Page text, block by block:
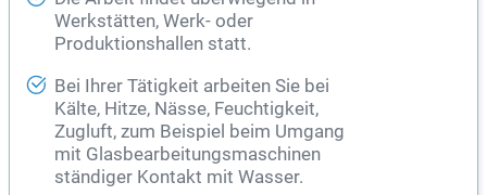
Werkstätten, Werk- oder
Produktionshallen statt.
Bei Ihrer Tätigkeit arbeiten Sie bei
Kälte, Hitze, Nässe, Feuchtigkeit,
Zugluft, zum Beispiel beim Umgang
mit Glasbearbeitungsmaschinen
ständiger Kontakt mit Wasser.